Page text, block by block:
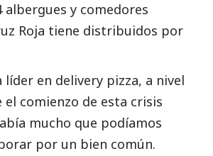
albergues y comedores
Roja tiene distribuidos por
líder en delivery pizza, a nivel
el comienzo de esta crisis
mucho que podíamos
por un bien común.